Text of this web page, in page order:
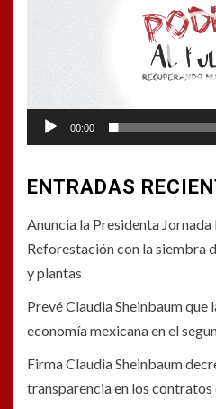
00:00
ENTRADAS
Anuncia la Presidenta
Reforestación con la siembra
y plantas
Prevé Claudia Sheinbaum
economía mexicana en el
Firma Claudia Sheinbaum
transparencia en los